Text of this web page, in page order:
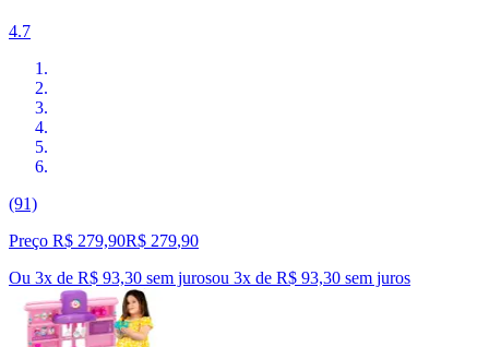
4.7
(91)
Preço R$ 279,90R$ 279,90
Ou 3x de R$ 93,30 sem jurosou 3x de R$ 93,30 sem juros